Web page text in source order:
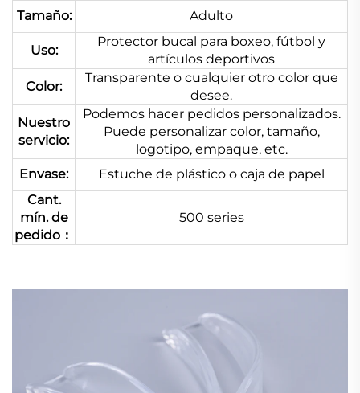
Tamaño:
Adulto
Uso:
Protector bucal para boxeo, fútbol y
artículos deportivos
Color:
Transparente o cualquier otro color que
desee.
Nuestro
servicio:
Podemos hacer pedidos personalizados.
Puede personalizar color, tamaño,
logotipo, empaque, etc.
Envase:
Estuche de plástico o caja de papel
Cant.
mín. de
pedido：
500 series